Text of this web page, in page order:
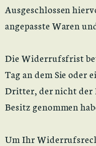
Ausgeschlossen
angepasste Waren
Die Widerrufsfrist
Tag an dem Sie oder
Dritter, der nicht der
Besitz genommen
Um Ihr